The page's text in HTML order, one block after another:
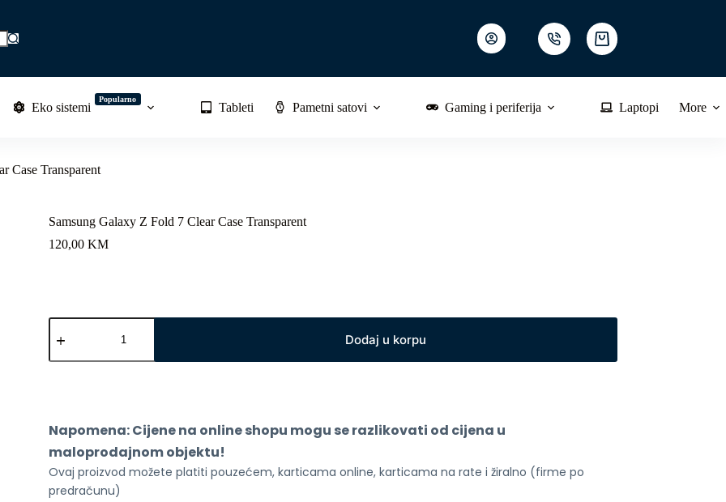
Shopping
cart
Eko sistemi
Popularno
Tableti Pametni satovi Gaming i periferija Laptopi More
Case Transparent
Samsung Galaxy Z Fold 7 Clear Case Transparent
120,00 KM
Samsung
Galaxy
Fold
količina
Dodaj u korpu
Napomena: Cijene na online shopu mogu se razlikovati od cijena u
maloprodajnom objektu!
Ovaj proizvod možete platiti pouzećem, karticama online, karticama na rate i žiralno (firme po
predračunu)